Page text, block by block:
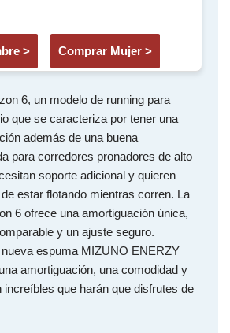
> Comprar Mujer >
6, un modelo de running para
que se caracteriza por tener una
además de una buena
para corredores pronadores de alto
soporte adicional y quieren
estar flotando mientras corren. La
6 ofrece una amortiguación única,
y un ajuste seguro.
espuma MIZUNO ENERZY
amortiguación, una comodidad y
increíbles que harán que disfrutes de